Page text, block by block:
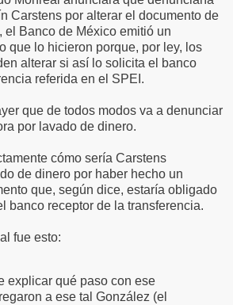
Carstens por alterar el documento de
el Banco de México emitió un
que lo hicieron porque, por ley, los
alterar si así lo solicita el banco
referida en el SPEI.
que de todos modos va a denunciar
por lavado de dinero.
cómo sería Carstens
de dinero por haber hecho un
que, según dice, estaría obligado
banco receptor de la transferencia.
fue esto:
explicar qué paso con ese
a ese tal González (el